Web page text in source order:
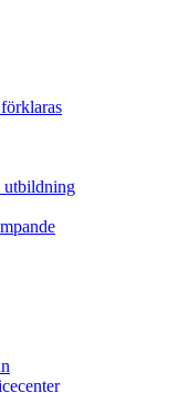
utbildning